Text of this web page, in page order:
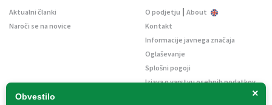
×
Obvestilo
Aktualni članki
Naroči se na novice
O podjetju | About
Kontakt
Informacije javnega značaja
Oglaševanje
Splošni pogoji
Izjava o varstvu osebnih podatkov